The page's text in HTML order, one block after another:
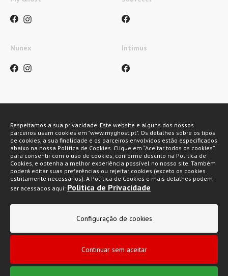
Nunex Intimus
Métodos de pagamento
Condições gerais de venda
Respeitamos a sua privacidade. Este website e alguns dos nossos
parceiros usam cookies em "www.myghost.pt". Os detalhes sobre os tipos
de cookies, a sua finalidade e os parceiros envolvidos estão especificados
abaixo na nossa Política de Cookies. Clique em “Aceitar todos os cookies”
para consentir com o uso de cookies, conforme descrito na Política de
Cookies, e obtenha a melhor experiência possível no nosso site. Também
poderá editar suas preferências ou rejeitar cookies (exceto os cookies
estritamente necessários). A Política de Cookies e mais detalhes podem
ser acessados aqui: Politica de Privacidade
Configuração de cookies
Continuar sem aceitar